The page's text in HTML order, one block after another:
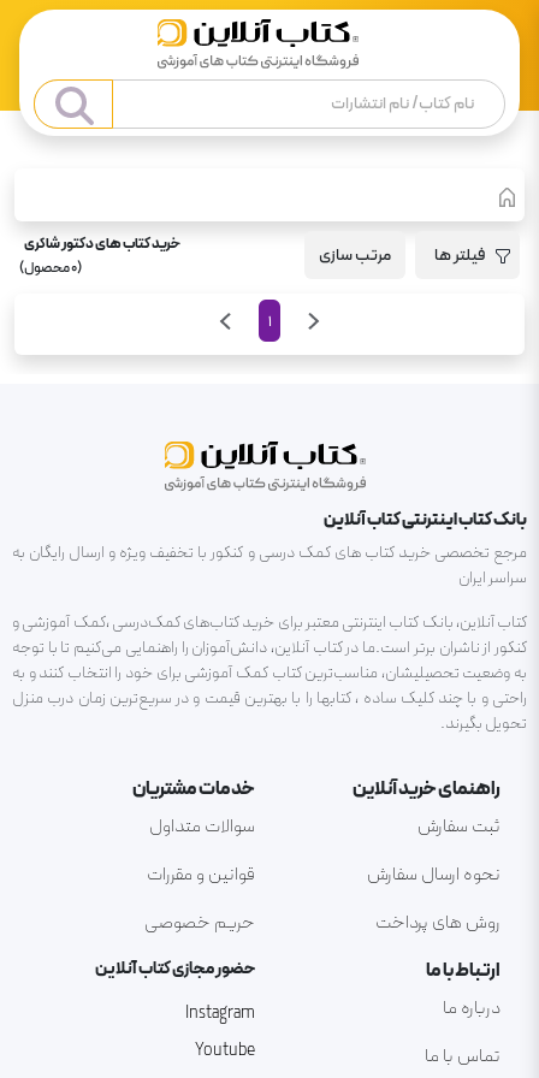
فیلتر ها مرتب سازی
خرید کتاب های دکتور شاکری
(
0محصول)
1
بانک کتاب اینترنتی کتاب آنلاین
مرجع تخصصی خرید کتاب های کمک درسی و کنکور با تخفیف ویژه و ارسال رایگان به
سراسر ایران
کتاب آنلاین، بانک کتاب اینترنتی معتبر برای خرید کتاب‌های کمک‌درسی ،کمک آموزشی و
کنکور از ناشران برتر است.ما در کتاب آنلاین، دانش‌آموزان را راهنمایی می‌کنیم تا با توجه
به وضعیت تحصیلیشان، مناسب‌ترین کتاب کمک آموزشی برای خود را انتخاب کنند و به
راحتی و با چند کلیک ساده ، کتابها را با بهترین قیمت و در سریع‌ترین زمان درب منزل
تحویل بگیرند.
راهنمای خرید آنلاین
ثبت سفارش
نحوه ارسال سفارش
روش های پرداخت
خدمات مشتریان
سوالات متداول
قوانین و مقررات
حریم خصوصی
ارتباط با ما
درباره ما
تماس با ما
حضور مجازی کتاب آنلاین
Instagram
Youtube